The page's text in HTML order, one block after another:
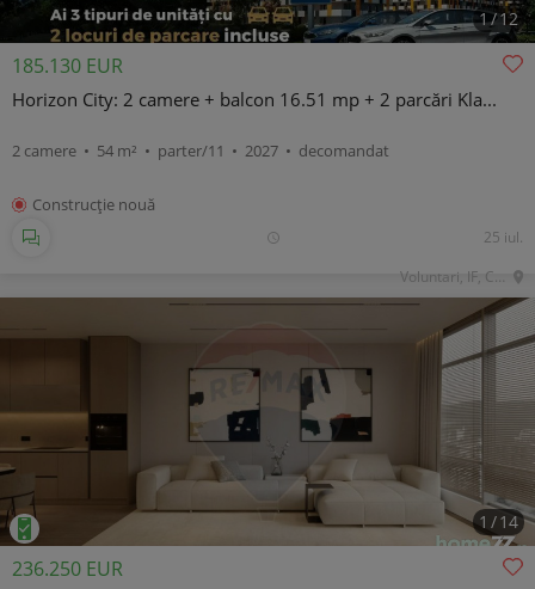
1/12
185.130 EUR
Horizon City: 2 camere + balcon 16.51 mp + 2 parcări Kla...
2 camere • 54 m² • parter/11 • 2027 • decomandat
Construcţie nouă
25 iul.
Voluntari, IF, Central
1 /14
236.250 EUR